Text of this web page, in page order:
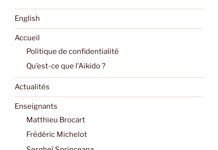
English
Accueil
Politique de confidentialité
Qu’est-ce que l’Aikido ?
Actualités
Enseignants
Matthieu Brocart
Frédéric Michelot